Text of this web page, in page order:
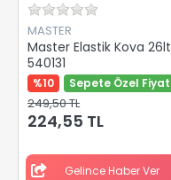
MASTER
Master Elastik Kova 26lt
540131
%10 Sepete Özel Fiyat
249,50 TL
224,55 TL
Gelince Haber Ver